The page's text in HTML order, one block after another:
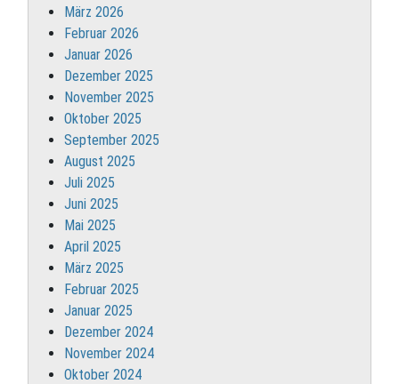
März 2026
Februar 2026
Januar 2026
Dezember 2025
November 2025
Oktober 2025
September 2025
August 2025
Juli 2025
Juni 2025
Mai 2025
April 2025
März 2025
Februar 2025
Januar 2025
Dezember 2024
November 2024
Oktober 2024